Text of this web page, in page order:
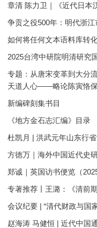
章清 陈力卫｜《近代日本
争贡之役500年：明代浙
如何将任何文本语料库转
2025台湾中研院明清研究
专题：从唐宋变革到大分
天道人心——略论陈寅恪
新编碑刻集书目
《地方金石志汇编》目录
杜凯月 | 洪武元年山东行
方徳万｜海外中国近代史
郑诚｜英国访书便览（
专著推荐丨王潞：《清前
会议纪要 | “清代财政与国
赵海涛 马健恒 | 近代中国